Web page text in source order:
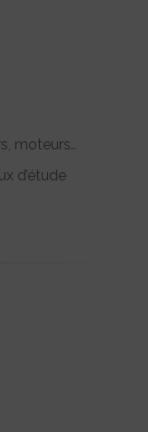
moteurs..
d’étude